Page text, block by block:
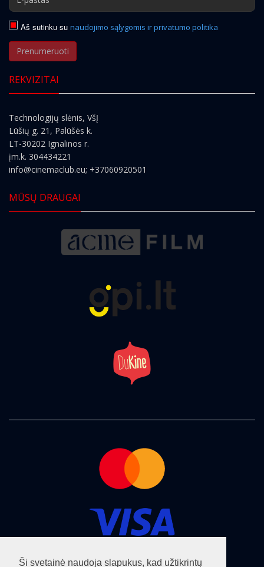
Ši svetainė naudoja slapukus, kad užtikrintų
Aš sutinku su naudojimo sąlygomis ir privatumo politika
Prenumeruoti
REKVIZITAI
Technologijų slėnis, VšĮ
Lūšių g. 21, Palūšės k.
LT-30202 Ignalinos r.
įm.k. 304434221
info@cinemaclub.eu; +37060920501
MŪSŲ DRAUGAI